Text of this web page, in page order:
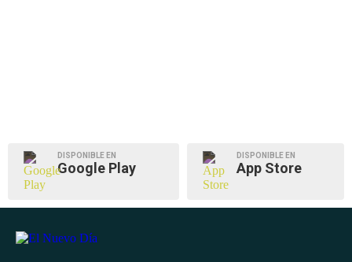
DISPONIBLE EN
Google Play
DISPONIBLE EN
App Store